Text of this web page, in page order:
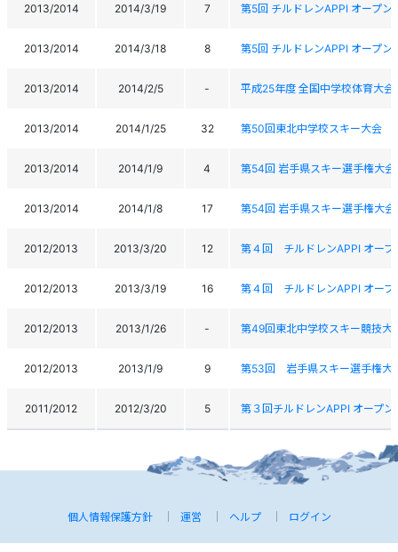
2013/2014 2014/3/19 7 第5回 チルドレンAPPI オープン
2013/2014 2014/3/18 8 第5回 チルドレンAPPI オープン
2013/2014 2014/2/5 - 平成25年度 全国中学校体育大会
2013/2014 2014/1/25 32 第50回東北中学校スキー大会
2013/2014 2014/1/9 4 第54回 岩手県スキー選手権大
2013/2014 2014/1/8 17 第54回 岩手県スキー選手権大
2012/2013 2013/3/20 12 第４回 チルドレンAPPI オープ
2012/2013 2013/3/19 16 第４回 チルドレンAPPI オープ
2012/2013 2013/1/26 - 第49回東北中学校スキー競技大
2012/2013 2013/1/9 9 第53回 岩手県スキー選手権大
2011/2012 2012/3/20 5 第３回チルドレンAPPI オープン
個人情報保護方針 運営 ヘルプ ログイン